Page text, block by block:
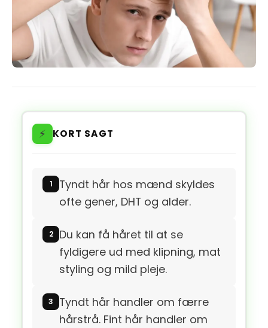
⚡ KORT SAGT
Tyndt hår hos mænd skyldes
ofte gener, DHT og alder.
Du kan få håret til at se
fyldigere ud med klipning, mat
styling og mild pleje.
Tyndt hår handler om færre
hårstrå. Fint hår handler om